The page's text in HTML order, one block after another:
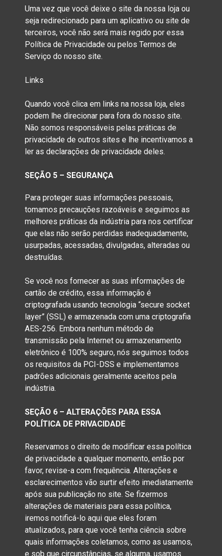
Uma vez que você deixe o site da nossa loja ou
seja redirecionado para um aplicativo ou site de
terceiros, você não será mais regido por essa
Política de Privacidade ou pelos Termos de
Serviço do nosso site.
Links
Quando você clica em links na nossa loja, eles
podem lhe direcionar para fora do nosso site.
Não somos responsáveis pelas práticas de
privacidade de outros sites e lhe incentivamos a
ler as declarações de privacidade deles.
SEÇÃO 5 – SEGURANÇA
Para proteger suas informações pessoais,
tomamos precauções razoáveis e seguimos as
melhores práticas da indústria para nos certificar
que elas não serão perdidas inadequadamente,
usurpadas, acessadas, divulgadas, alteradas ou
destruídas.
Se você nos fornecer as suas informações de
cartão de crédito, essa informação é
criptografada usando tecnologia “secure socket
layer” (SSL) e armazenada com uma criptografia
AES-256. Embora nenhum método de
transmissão pela Internet ou armazenamento
eletrônico é 100% seguro, nós seguimos todos
os requisitos da PCI-DSS e implementamos
padrões adicionais geralmente aceitos pela
indústria.
SEÇÃO 6 – ALTERAÇÕES PARA ESSA
POLÍTICA DE PRIVACIDADE
Reservamos o direito de modificar essa política
de privacidade a qualquer momento, então por
favor, revise-a com frequência. Alterações e
esclarecimentos vão surtir efeito imediatamente
após sua publicação no site. Se fizermos
alterações de materiais para essa política,
iremos notificá-lo aqui que eles foram
atualizados, para que você tenha ciência sobre
quais informações coletamos, como as usamos,
e sob que circunstâncias, se alguma, usamos